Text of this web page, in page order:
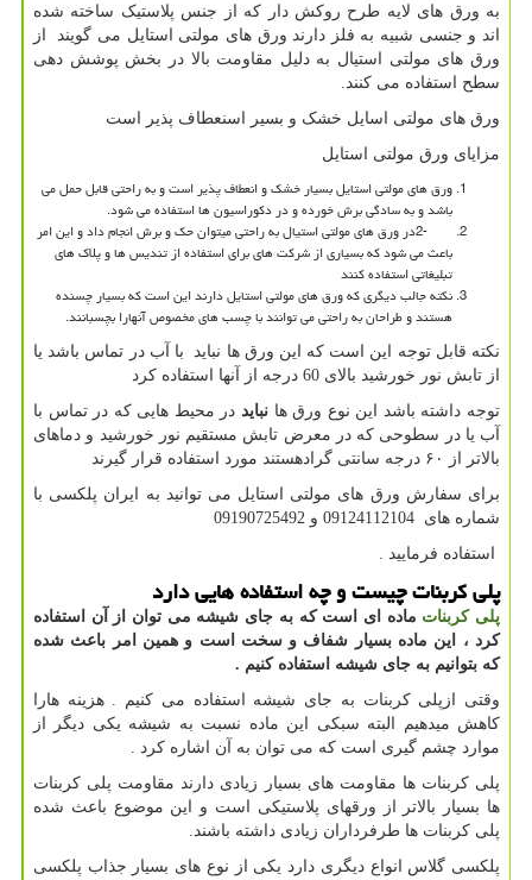
به ورق های لایه طرح روکش دار که از جنس پلاستیک ساخته شده
اند و جنسی شبیه به فلز دارند ورق های مولتی استایل می گویند از
ورق های مولتی استیال به دلیل مقاومت بالا در بخش پوشش دهی
سطح استفاده می کنند.
ورق های مولتی اسایل خشک و بسیر اسنعطاف پذیر است
مزایای ورق مولتی استایل
ورق های مولتی استایل بسیار خشک و انعطاف پذیر است و به راحتی قابل حمل می
باشد و به سادگی برش خورده و در دکوراسیون ها استفاده می شود.
2-در ورق های مولتی استیال به راحتی میتوان حک و برش انجام داد و این امر
باعث می شود که بسیاری از شرکت های برای استفاده از تندیس ها و پلاک های
تبلیغاتی استفاده کنند
نکته جالب دیگری که ورق های مولتی استایل دارند این است که بسیار چسنده
هستند و طراحان به راحتی می توانند با چسب های مخصوص آنهارا بچسبانند.
نکته قابل توجه این است که این ورق ها نباید با آب در تماس باشد یا
از تابش نور خورشید بالای 60 درجه از آنها استفاده کرد
توجه داشته باشد این نوع ورق ها نباید در محیط هایی که در تماس با
آب یا در سطوحی که در معرض تابش مستقیم نور خورشید و دماهای
بالاتر از ۶۰ درجه سانتی گرادهستند مورد استفاده قرار گیرند
برای سفارش ورق های مولتی استایل می توانید به ایران پلکسی با
شماره های 09124112104 و 09190725492
استفاده فرمایید
پلی کربنات چیست و چه استفاده هایی دارد
پلی کربنات ماده ای است که به جای شیشه می توان از آن استفاده
کرد ، این ماده بسیار شفاف و سخت است و همین امر باعث شده
که بتوانیم به جای شیشه استفاده کنیم .
وقتی ازپلی کربنات به جای شیشه استفاده می کنیم . هزینه هارا
کاهش میدهیم البته سبکی این ماده نسبت به شیشه یکی دیگر از
موارد چشم گیری است که می توان به آن اشاره کرد
پلی کربنات ها مقاومت های بسیار زیادی دارند مقاومت پلی کربنات
ها بسیار بالاتر از ورقهای پلاستیکی است و این موضوع باعث شده
پلی کربنات ها طرفرداران زیادی داشته باشند.
پلکسی گلاس انواع دیگری دارد یکی از نوع های بسیار جذاب پلکسی